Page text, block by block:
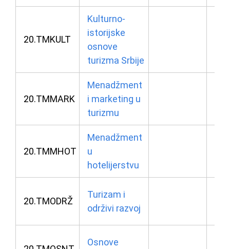
20.TMKULT
Kulturno-
istorijske
osnove
turizma Srbije
20.TMMARK
Menadžment
i marketing u
turizmu
20.TMMHOT
Menadžment
u
hotelijerstvu
20.TMODRŽ
Turizam i
održivi razvoj
Osnove